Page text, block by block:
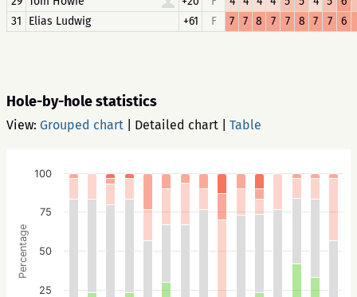
31
Elias Ludwig +61 F 7 7 8 7 7 8 7 7 6
Hole-by-hole statistics
View: Grouped chart Detailed chart Table
Percentage
25
50
75
100